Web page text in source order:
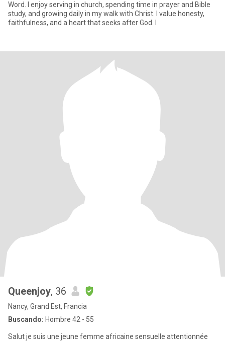
Word. I enjoy serving in church, spending time in prayer and Bible
study, and growing daily in my walk with Christ. I value honesty,
faithfulness, and a heart that seeks after God. I
Queenjoy, 36
Nancy, Grand Est, Francia
Buscando: Hombre 42 - 55
Salut je suis une jeune femme africaine sensuelle attentionnée